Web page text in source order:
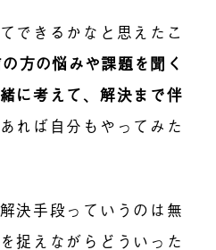
できるかなと思えたこ
方の悩みや課題を聞く
に考えて、解決まで伴
れば自分もやってみた
決手段っていうのは無
捉えながらどういった